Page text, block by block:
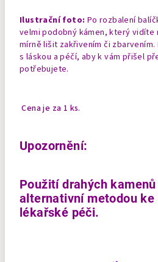
Ilustrační foto: Po rozbalení
velmi podobný kámen, který vidíte
mírně lišit zakřivením či zbarvením.
s láskou a péčí, aby k vám přišel
potřebujete.
Cena je za 1 ks.
Upozornění:
Použití drahých
alternativní metodou ke
lékařské péči.